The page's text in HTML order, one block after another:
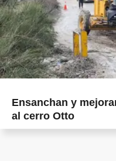
Ensanchan y
al cerro Otto